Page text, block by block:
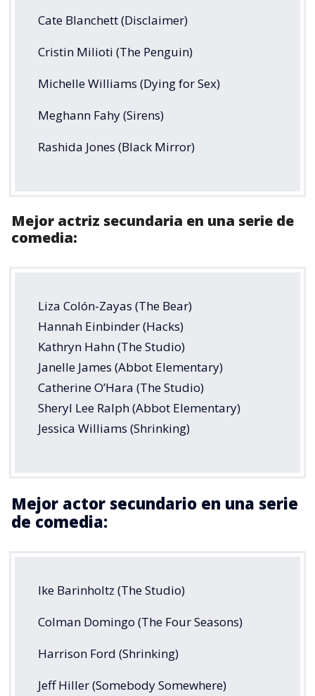
Cate Blanchett (Disclaimer)
Cristin Milioti (The Penguin)
Michelle Williams (Dying for Sex)
Meghann Fahy (Sirens)
Rashida Jones (Black Mirror)
Mejor actriz secundaria en una serie de
comedia:
Liza Colón-Zayas (The Bear)
Hannah Einbinder (Hacks)
Kathryn Hahn (The Studio)
Janelle James (Abbot Elementary)
Catherine O’Hara (The Studio)
Sheryl Lee Ralph (Abbot Elementary)
Jessica Williams (Shrinking)
Mejor actor secundario en una serie
de comedia:
Ike Barinholtz (The Studio)
Colman Domingo (The Four Seasons)
Harrison Ford (Shrinking)
Jeff Hiller (Somebody Somewhere)